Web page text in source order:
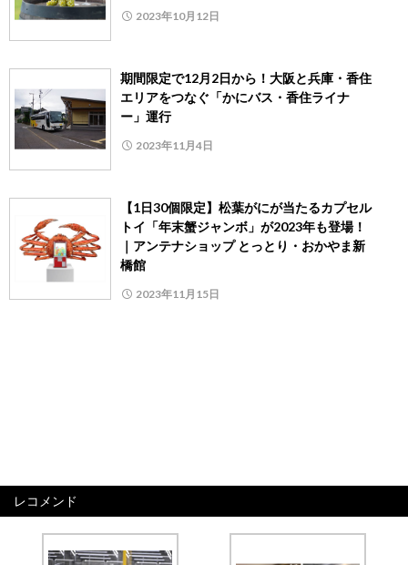
2023年10月12日
期間限定で12月2日から！大阪と兵庫・香住
エリアをつなぐ「かにバス・香住ライナ
ー」運行
2023年11月4日
【1日30個限定】松葉がにが当たるカプセル
トイ「年末蟹ジャンボ」が2023年も登場！
｜アンテナショップ とっとり・おかやま新
橋館
2023年11月15日
レコメンド